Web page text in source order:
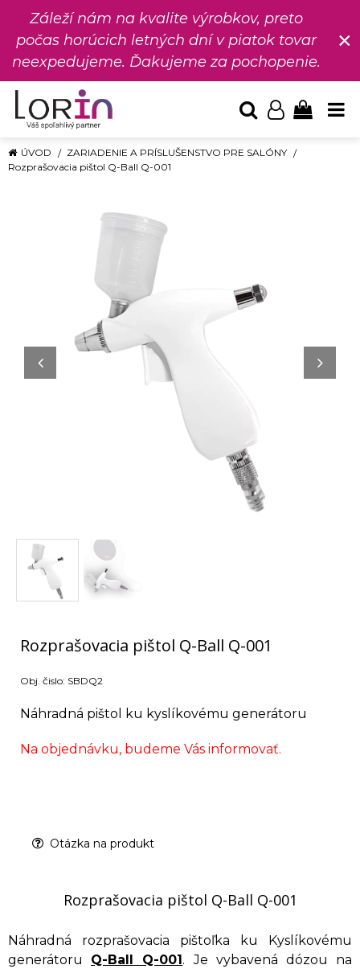
Záleží nám na kvalite výrobkov, preto
počas horúcich letných dní v piatok tovar
neexpedujeme. Ďakujeme za pochopenie.
×
ÚVOD
ZARIADENIE A PRÍSLUŠENSTVO PRE SALÓNY
Rozprašovacia pištol Q-Ball Q-001
Rozprašovacia pištol Q-Ball Q-001
Obj. čislo: SBDQ2
Náhradná pištol ku kyslíkovému generátoru
Na objednávku, budeme Vás informovať.
Otázka na produkt
Rozprašovacia pištol Q-Ball Q-001
Náhradná rozprašovacia pištoľka ku Kyslíkovému
generátoru Q-Ball Q-001. Je vybavená dózou na